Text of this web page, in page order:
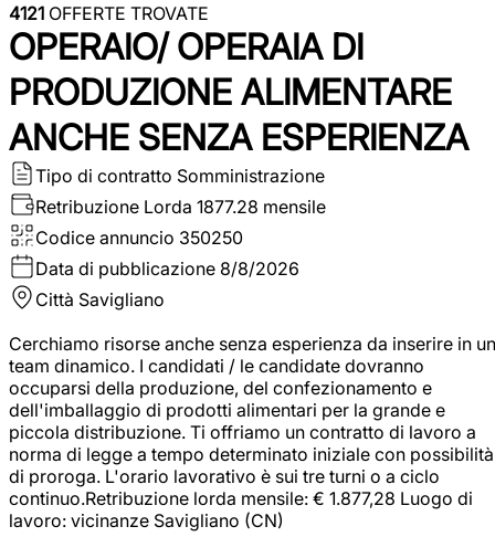
4121 OFFERTE TROVATE
OPERAIO/ OPERAIA DI
PRODUZIONE ALIMENTARE
ANCHE SENZA ESPERIENZA
Tipo di contratto Somministrazione
Retribuzione Lorda 1877.28 mensile
Codice annuncio 350250
Data di pubblicazione 8/8/2026
Città Savigliano
Cerchiamo risorse anche senza esperienza da inserire in un
team dinamico. I candidati / le candidate dovranno
occuparsi della produzione, del confezionamento e
dell'imballaggio di prodotti alimentari per la grande e
piccola distribuzione. Ti offriamo un contratto di lavoro a
norma di legge a tempo determinato iniziale con possibilità
di proroga. L'orario lavorativo è sui tre turni o a ciclo
continuo.Retribuzione lorda mensile: € 1.877,28 Luogo di
lavoro: vicinanze Savigliano (CN)